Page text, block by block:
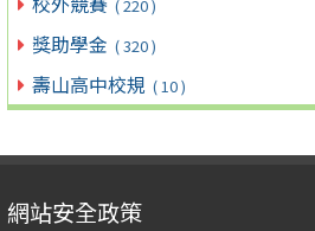
( 220 )
獎助學金 ( 320 )
壽山高中校規 ( 10 )
網站安全政策